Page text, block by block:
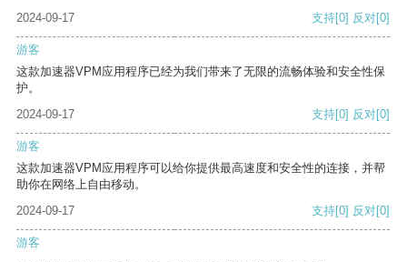
2024-09-17 支持[0] 反对[0]
游客
这款加速器VPM应用程序已经为我们带来了无限的流畅体验和安全性保
护。
2024-09-17
支持[0] 反对[0]
游客
这款加速器VPM应用程序可以给你提供最高速度和安全性的连接，并帮
助你在网络上自由移动。
2024-09-17
支持[0] 反对[0]
游客